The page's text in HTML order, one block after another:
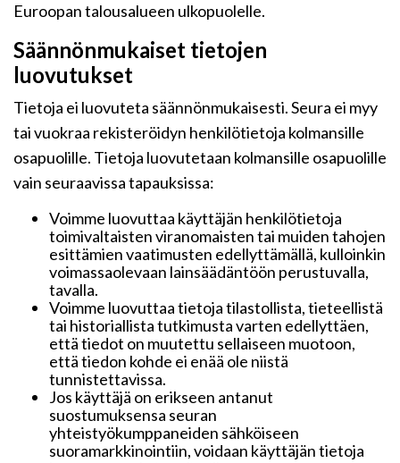
Euroopan talousalueen ulkopuolelle.
Säännönmukaiset tietojen
luovutukset
Tietoja ei luovuteta säännönmukaisesti. Seura ei myy
tai vuokraa rekisteröidyn henkilötietoja kolmansille
osapuolille. Tietoja luovutetaan kolmansille osapuolille
vain seuraavissa tapauksissa:
Voimme luovuttaa käyttäjän henkilötietoja
toimivaltaisten viranomaisten tai muiden tahojen
esittämien vaatimusten edellyttämällä, kulloinkin
voimassaolevaan lainsäädäntöön perustuvalla,
tavalla.
Voimme luovuttaa tietoja tilastollista, tieteellistä
tai historiallista tutkimusta varten edellyttäen,
että tiedot on muutettu sellaiseen muotoon,
että tiedon kohde ei enää ole niistä
tunnistettavissa.
Jos käyttäjä on erikseen antanut
suostumuksensa seuran
yhteistyökumppaneiden sähköiseen
suoramarkkinointiin, voidaan käyttäjän tietoja